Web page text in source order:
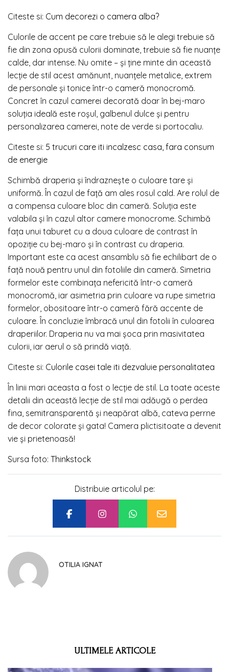
Citeste si: Cum decorezi o camera alba?
Culorile de accent pe care trebuie să le alegi trebuie să
fie din zona opusă culorii dominate, trebuie să fie nuanţe
calde, dar intense. Nu omite – şi ţine minte din această
lecţie de stil acest amănunt, nuanţele metalice, extrem
de personale şi tonice într-o cameră monocromă.
Concret în cazul camerei decorată doar în bej-maro
soluţia ideală este roşul, galbenul dulce şi pentru
personalizarea camerei, note de verde si portocaliu.
Citeste si: 5 trucuri care iti incalzesc casa, fara consum
de energie
Schimbă draperia şi îndrazneşte o culoare tare şi
uniformă. În cazul de faţă am ales rosul cald. Are rolul de
a compensa culoare bloc din cameră. Soluţia este
valabila şi în cazul altor camere monocrome. Schimbă
faţa unui taburet cu a doua culoare de contrast în
opoziţie cu bej-maro şi în contrast cu draperia.
Important este ca acest ansamblu să fie echilibart de o
faţă nouă pentru unul din fotoliile din cameră. Simetria
formelor este combinaţa nefericită într-o cameră
monocromă, iar asimetria prin culoare va rupe simetria
formelor, obositoare într-o cameră fără accente de
culoare. În concluzie îmbracă unul din fotolii în culoarea
draperiilor. Draperia nu va mai şoca prin masivitatea
culorii, iar aerul o să prindă viaţă.
Citeste si: Culorile casei tale iti dezvaluie personalitatea
În linii mari aceasta a fost o lecţie de stil. La toate aceste
detalii din această lecţie de stil mai adăugă o perdea
fina, semitransparentă şi neapărat albă, cateva perrne
de decor colorate şi gata! Camera plictisitoate a devenit
vie şi prietenoasă!
Sursa foto: Thinkstock
Distribuie articolul pe:
OTILIA IGNAT
ULTIMELE ARTICOLE